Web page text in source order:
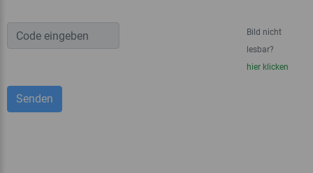
Bild nicht
lesbar?
hier klicken